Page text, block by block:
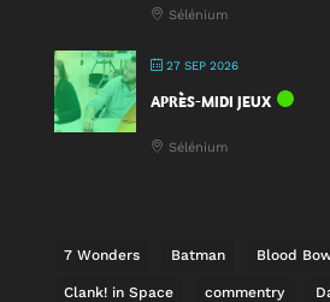
Sélénium
27 SEP 2026
APRÈS-MIDI JEUX
Sélénium
7 Wonders Batman Blood
Clank! in Space commentry